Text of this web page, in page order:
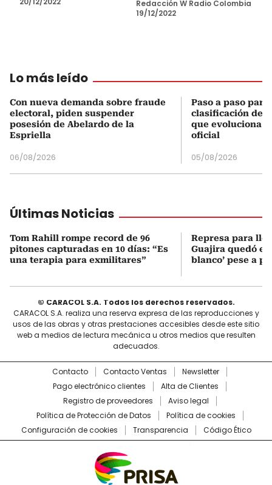
Redacción W Radio Colombia
19/12/2022
Lo más leído
Con nueva demanda sobre fraude
electoral, piden suspender
posesión de Abelardo de la
Espriella
06/08/2026
Paso a paso
clasificación del
que evoluciona
oficial
05/08/2026
Últimas Noticias
Tom Rahill rompe record de 96
pitones capturadas en 10 días: “Es
una terapia para exmilitares”
Represa para
Guajira quedó en
blanco’ pese a
© CARACOL S.A. Todos los derechos reservados.
CARACOL S.A. realiza una reserva expresa de las reproducciones y
usos de las obras y otras prestaciones accesibles desde este sitio
web a medios de lectura mecánica u otros medios que resulten
adecuados.
Contacto Contacto Ventas
Newsletter
Pago electrónico clientes
Alta de Clientes
Registro de proveedores
Aviso legal
Política de Protección de Datos
Política de cookies
Configuración de cookies
Transparencia Código Ético